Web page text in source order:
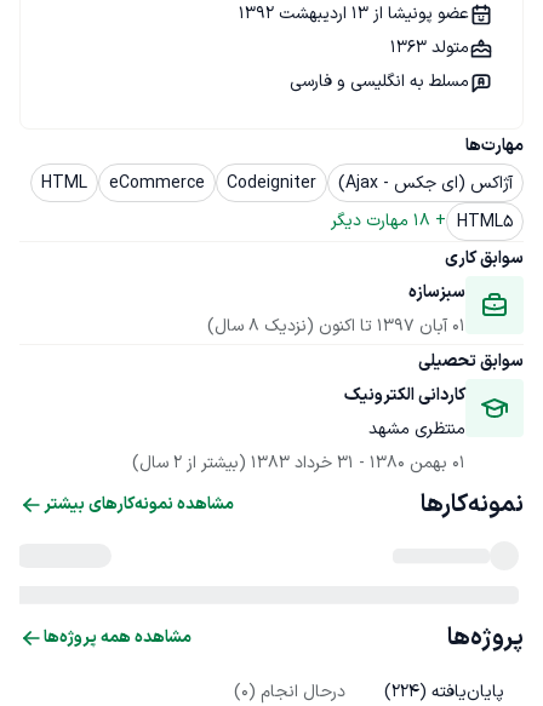
مهارت‌ها
آژاکس (ای جکس - Ajax)
Codeigniter
eCommerce
HTML
HTML5
+
18 مهارت دیگر
سوابق کاری
سبزسازه
01 آبان 1397
تا اکنون (نزدیک 8 سال)
سوابق تحصیلی
کاردانی الکترونیک
منتظری مشهد
01 بهمن 1380
- 31 خرداد 1383 (بیشتر از 2 سال)
عضو پونیشا از 13 اردیبهشت 1392
متولد 1363
مسلط به انگلیسی و فارسی
نمونه‌کارها مشاهده نمونه‌کارهای بیشتر
پروژه‌ها مشاهده همه پروژه‌ها
پایان‌یافته (224
) درحال انجام (0
)